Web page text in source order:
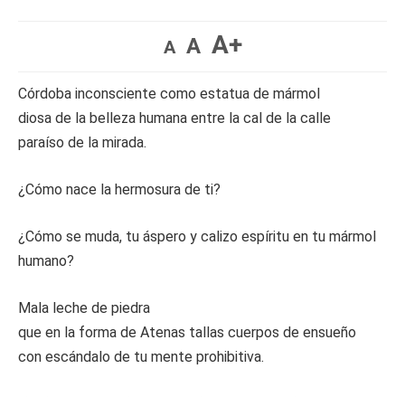
A A A+
Córdoba inconsciente como estatua de mármol
diosa de la belleza humana entre la cal de la calle
paraíso de la mirada.
¿Cómo nace la hermosura de ti?
¿Cómo se muda, tu áspero y calizo espíritu en tu mármol
humano?
Mala leche de piedra
que en la forma de Atenas tallas cuerpos de ensueño
con escándalo de tu mente prohibitiva.